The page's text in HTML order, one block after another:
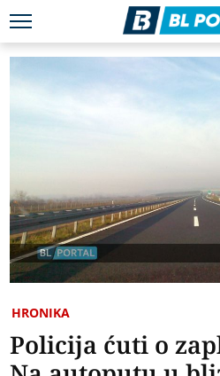
HRONIKA
Policija ćuti o